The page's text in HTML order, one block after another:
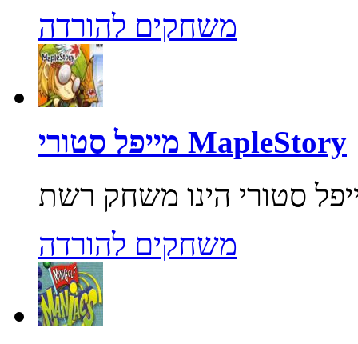
משחקים להורדה
מייפל סטורי MapleStory
משחקים להורדה